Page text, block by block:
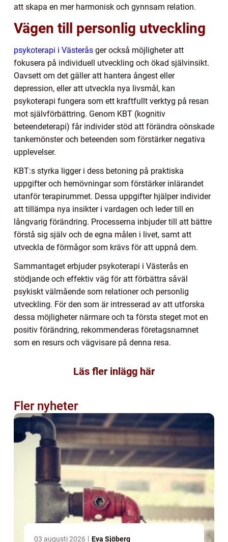
att skapa en mer harmonisk och gynnsam relation.
Vägen till personlig utveckling
psykoterapi i Västerås ger också möjligheter att
fokusera på individuell utveckling och ökad självinsikt.
Oavsett om det gäller att hantera ångest eller
depression, eller att utveckla nya livsmål, kan
psykoterapi fungera som ett kraftfullt verktyg på resan
mot självförbättring. Genom KBT (kognitiv
beteendeterapi) får individer stöd att förändra oönskade
tankemönster och beteenden som förstärker negativa
upplevelser.
KBT:s styrka ligger i dess betoning på praktiska
uppgifter och hemövningar som förstärker inlärandet
utanför terapirummet. Dessa uppgifter hjälper individer
att tillämpa nya insikter i vardagen och leder till en
långvarig förändring. Processerna inbjuder till att bättre
förstå sig själv och de egna målen i livet, samt att
utveckla de förmågor som krävs för att uppnå dem.
Sammantaget erbjuder psykoterapi i Västerås en
stödjande och effektiv väg för att förbättra såväl
psykiskt välmående som relationer och personlig
utveckling. För den som är intresserad av att utforska
dessa möjligheter närmare och ta första steget mot en
positiv förändring, rekommenderas företagsnamnet
som en resurs och vägvisare på denna resa.
Läs fler inlägg här
Fler nyheter
03 augusti 2026 Eva Sjöberg